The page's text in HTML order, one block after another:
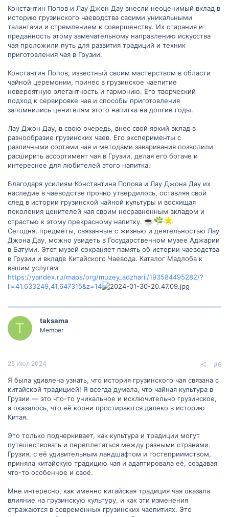
Константин Попов и Лау Джон Дау внесли неоценимый вклад в
историю грузинского чаеводства своими уникальными
талантами и стремлением к совершенству. Их старания и
преданность этому замечательному направлению искусства
чая проложили путь для развития традиций и техник
приготовления чая в Грузии.
Константин Попов, известный своим мастерством в области
чайной церемонии, принес в грузинское чаепитие
невероятную элегантность и гармонию. Его творческий
подход к сервировке чая и способы приготовления
запомнились ценителям этого напитка на долгие годы.
Лау Джон Дау, в свою очередь, внес свой яркий вклад в
разнообразие грузинских чаев. Его эксперименты с
различными сортами чая и методами заваривания позволили
расширить ассортимент чая в Грузии, делая его богаче и
интереснее для любителей этого напитка.
Благодаря усилиям Константина Попова и Лау Джона Дау их
наследие в чаеводстве прочно утвердилось, оставляя свой
след в истории грузинской чайной культуры и восхищая
поколения ценителей чая своим несравненным вкладом и
страстью к этому прекрасному напитку.
Сегодня, предметы, связанные с жизнью и деятельностью Лау
Джона Дау, можно увидеть в Государственном музее Аджарии
в Батуми. Этот музей сохраняет память об истории чаеводства
в Грузии и вкладе Китайского Чаевода. Каталог Мадлоба к
вашим услугам
https://yandex.ru/maps/org/muzey_adzharii/193584495282/?
ll=41.633249,41.647315&z=14
T taksama
Member
25 Июл 2024 #6
Я была удивлена узнать, что история грузинского чая связана с
китайской традицией! Я всегда думала, что чайная культура в
Грузии — это что-то уникальное и исключительно грузинское,
а оказалось, что её корни простираются далеко в историю
Китая.
Это только подчеркивает, как культура и традиции могут
путешествовать и переплетаться между разными странами.
Грузия, с её удивительным ландшафтом и гостеприимством,
приняла китайскую традицию чая и адаптировала её, создавая
что-то особенное и своё.
Мне интересно, как именно китайская традиция чая оказала
влияние на грузинскую культуру, и как эти изменения
отражаются в современных грузинских чаепитиях. Это